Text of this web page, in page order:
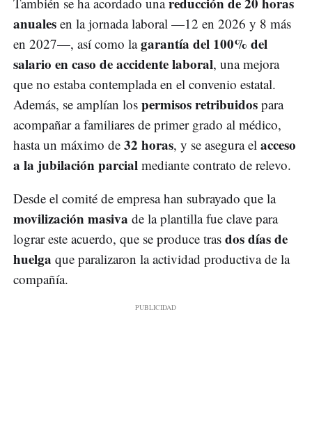
anuales en la jornada laboral —12 en 2026 y 8 más
en 2027—, así como lagarantía del 100% del
salario en caso de accidente laboral, una mejora
que no estaba contemplada en el convenio estatal.
Además, se amplían los permisos retribuidos para
acompañar a familiares de primer grado al médico,
hasta un máximo de 32 horas, y se asegura el acceso
a la jubilación parcial mediante contrato de relevo.
Desde el comité de empresa han subrayado que la
movilización masiva de la plantilla fue clave para
lograr este acuerdo, que se produce tras dos días de
huelga que paralizaron la actividad productiva de la
compañía.